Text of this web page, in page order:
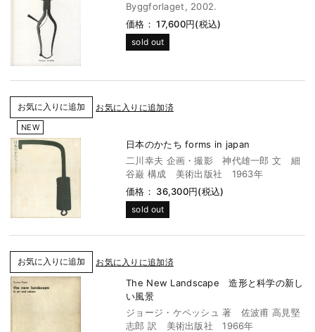
Byggforlaget, 2002.
価格： 17,600円(税込)
sold out
お気に入りに追加済
NEW
日本のかたち forms in japan
二川幸夫 企画・撮影 神代雄一郎 文 細
谷巌 構成 美術出版社 1963年
価格： 36,300円(税込)
sold out
お気に入りに追加済
The New Landscape 造形と科学の新し
い風景
ジョージ・ケペッシュ 著 佐波甫 高見堅
志郎 訳 美術出版社 1966年